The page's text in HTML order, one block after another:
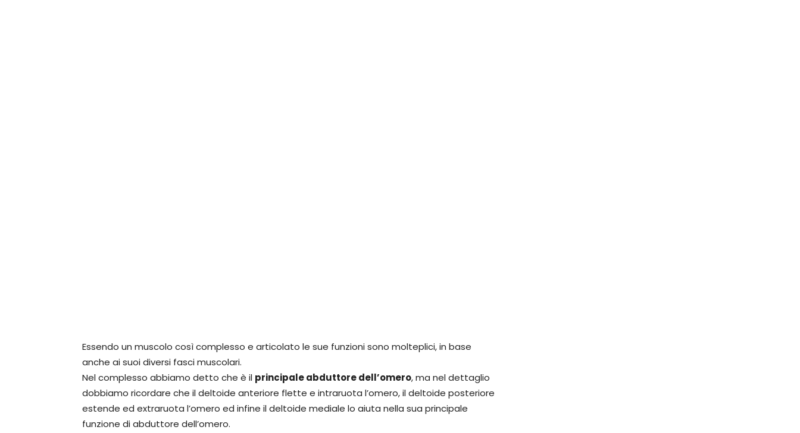
Essendo un muscolo così complesso e articolato le sue funzioni sono molteplici, in base
anche ai suoi diversi fasci muscolari.
Nel complesso abbiamo detto che è il principale abduttore dell’omero, ma nel dettaglio
dobbiamo ricordare che il deltoide anteriore flette e intraruota l’omero, il deltoide posteriore
estende ed extraruota l’omero ed infine il deltoide mediale lo aiuta nella sua principale
funzione di abduttore dell’omero.